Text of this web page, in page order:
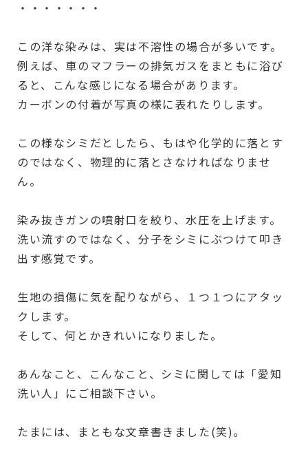
・・・・・・・
この洋な染みは、実は不溶性の場合が多いです。
例えば、車のマフラーの排気ガスをまともに浴び
ると、こんな感じになる場合があります。
カーボンの付着が写真の様に表れたりします。
この様なシミだとしたら、もはや化学的に落とす
のではなく、物理的に落とさなければなりませ
ん。
染み抜きガンの噴射口を絞り、水圧を上げます。
洗い流すのではなく、分子をシミにぶつけて叩き
出す感覚です。
生地の損傷に気を配りながら、１つ１つにアタッ
クします。
そして、何とかきれいになりました。
あんなこと、こんなこと、シミに関しては「愛知
洗い人」にご相談下さい。
たまには、まともな文章書きました(笑)。